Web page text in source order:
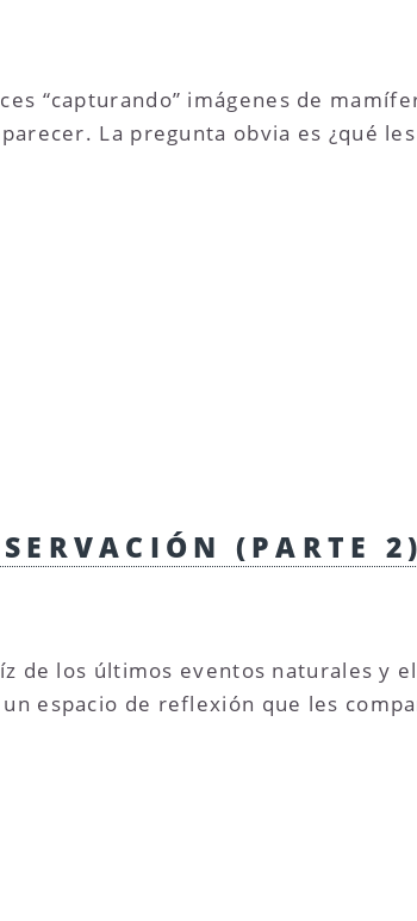
“capturando” imágenes de
La pregunta obvia es ¿qué les
(PARTE 2)
de los últimos eventos naturales y el
espacio de reflexión que les